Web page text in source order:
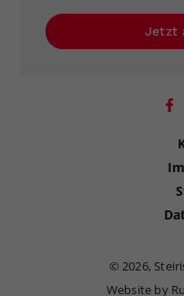
Jetzt
©2026,
Website by